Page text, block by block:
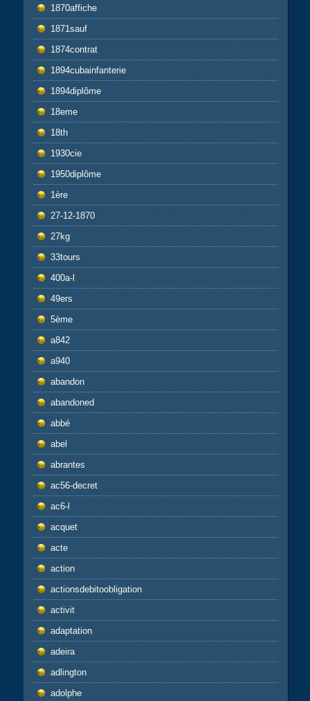
1870affiche
1871sauf
1874contrat
1894cubainfanterie
1894diplôme
18eme
18th
1930cie
1950diplôme
1ère
27-12-1870
27kg
33tours
400a-l
49ers
5ème
a842
a940
abandon
abandoned
abbé
abel
abrantes
ac56-decret
ac6-l
acquet
acte
action
actionsdebitoobligation
activit
adaptation
adeira
adlington
adolphe